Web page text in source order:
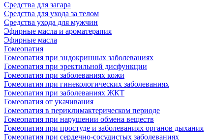
Средства для загара
Средства для ухода за телом
Средства ухода для мужчин
Эфирные масла и ароматерапия
Эфирные масла
Гомеопатия
Гомеопатия при эндокринных заболеваниях
Гомеопатия при эректильной дисфункции
Гомеопатия при заболеваниях кожи
Гомеопатия при гинекологических заболеваниях
Гомеопатия при заболеваниях ЖКТ
Гомеопатия от укачивания
Гомеопатия в периклимактерическом периоде
Гомеопатия при нарушении обмена веществ
Гомеопатия при простуде и заболеваниях органов дыхания
Гомеопатия при сердечно-сосудистых заболеваниях